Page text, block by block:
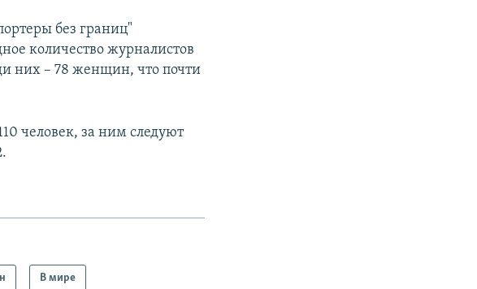
без границ"
количество журналистов
них – 78 женщин, что почти
человек, за ним следуют
В мире